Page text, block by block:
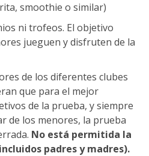
smoothie o similar)
ni trofeos. El objetivo
jueguen y disfruten de la
de los diferentes clubes
que para el mejor
de la prueba, y siempre
de los menores, la prueba
No está permitida la
padres y madres).